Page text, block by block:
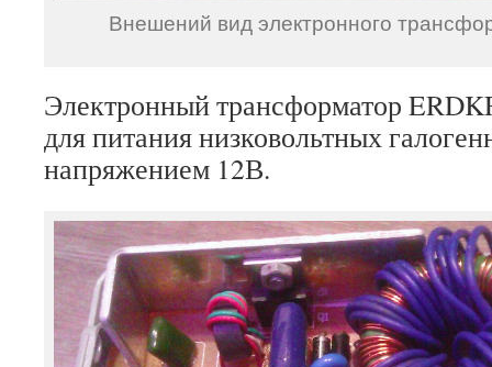
Внешений вид электронного
Электронный трансформатор
для питания низковольтных
напряжением 12В.